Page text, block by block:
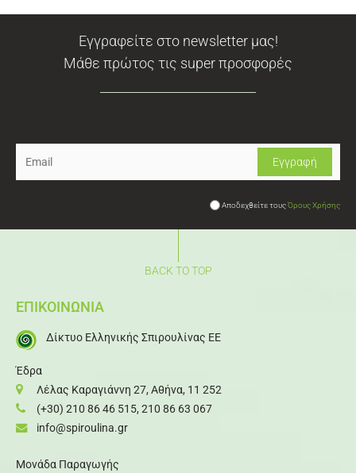
Εγγραφείτε στο newsletter μας!
Μάθε πρώτος τις super προσφορές
Αποδεχθείτε τουςΌρους Χρήσης
BACK TO TOP
ΕΠΙΚΟΙΝΩΝΙΑ
Δίκτυο Ελληνικής Σπιρουλίνας ΕΕ
Έδρα
Λέλας Καραγιάννη 27, Αθήνα, 11 252
(+30) 210 86 46 515, 210 86 63 067
info@spiroulina.gr
Μονάδα Παραγωγής